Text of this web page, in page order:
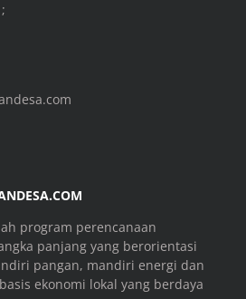
program perencanaan
panjang yang berorientasi
pangan, mandiri energi dan
ekonomi lokal yang berdaya